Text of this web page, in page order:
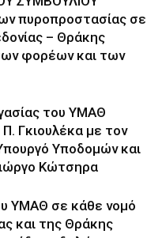
πυροπροστασίας σε
– Θράκης
φορέων και των
του ΥΜΑΘ
Γκιουλέκα με τον
Υποδομών και
Κώτσηρα
ΥΜΑΘ σε κάθε νομό
και της Θράκης